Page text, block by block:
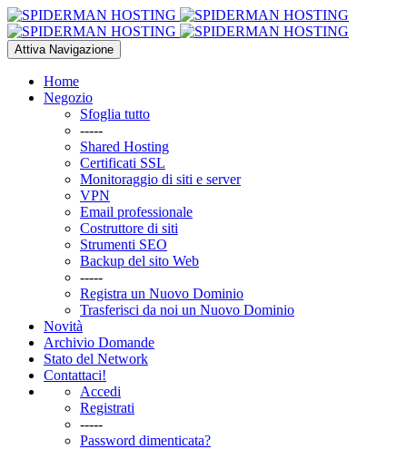
Attiva Navigazione
Home
Negozio
Sfoglia tutto
-----
Shared Hosting
Certificati SSL
Monitoraggio di siti e server
VPN
Email professionale
Costruttore di siti
Strumenti SEO
Backup del sito Web
-----
Registra un Nuovo Dominio
Trasferisci da noi un Nuovo Dominio
Novità
Archivio Domande
Stato del Network
Contattaci!
Accedi
Registrati
-----
Password dimenticata?